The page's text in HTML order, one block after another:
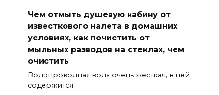
Чем отмыть душевую кабину от
известкового налета в домашних
условиях, как почистить от
мыльных разводов на стеклах, чем
очистить
Водопроводная вода очень жесткая, в ней
содержится